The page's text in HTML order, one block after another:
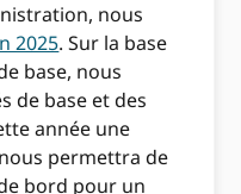
nous
2025. Sur la base
base, nous
de base et des
année une
permettra de
bord pour un